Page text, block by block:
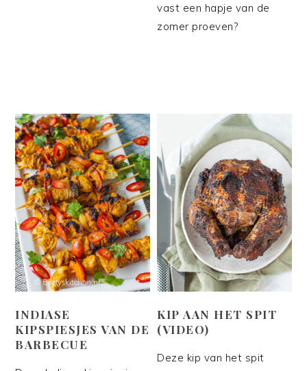
vast een hapje van de
zomer proeven?
INDIASE
KIPSPIESJES VAN DE
BARBECUE
KIP AAN HET SPIT
(VIDEO)
Deze kip van het spit